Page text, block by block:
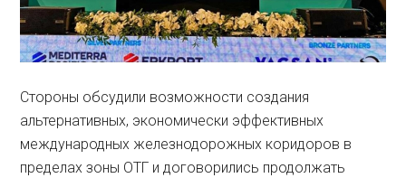
Стороны обсудили возможности создания
альтернативных, экономически эффективных
международных железнодорожных коридоров в
пределах зоны ОТГ и договорились продолжать